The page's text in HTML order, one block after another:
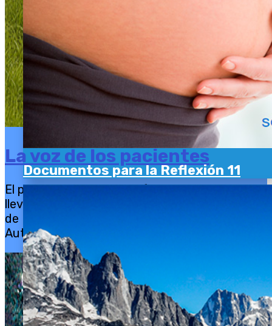
La voz de los pacientes
El próximo sábado 28 de febrero 2026 se
llevará a cabo en Ciudad Real el Congreso
de Reacciones Adversas de las Vacunas,
Autismo y Enfermedades...
Documentos para la Reflexión 11